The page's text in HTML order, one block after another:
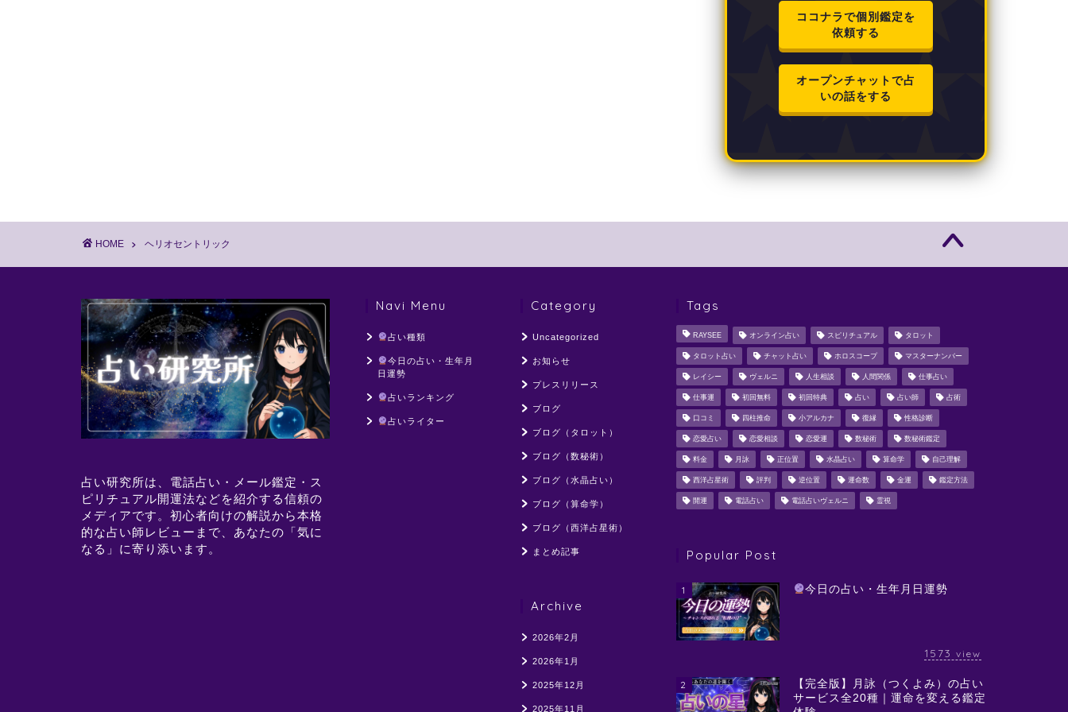
ココナラで個別鑑定を
依頼する
オープンチャットで占
いの話をする
HOME ヘリオセントリック
占い研究所は、電話占い・メール鑑定・ス
ピリチュアル開運法などを紹介する信頼の
メディアです。初心者向けの解説から本格
的な占い師レビューまで、あなたの「気に
なる」に寄り添います。
Navi Menu
占い種類
今日の占い・生年月
日運勢
占いランキング
占いライター
Category
Uncategorized
お知らせ
プレスリリース
ブログ
ブログ（タロット）
ブログ（数秘術）
ブログ（水晶占い）
ブログ（算命学）
ブログ（西洋占星術）
まとめ記事
Archive
2026年2月
2026年1月
2025年12月
2025年11月
Tags
RAYSEE オンライン占い スピリチュアル タロット
タロット占い チャット占い ホロスコープ マスターナンバー
レイシー ヴェルニ 人生相談 人間関係 仕事占い
仕事運 初回無料 初回特典 占い 占い師 占術
口コミ 四柱推命 小アルカナ 復縁 性格診断
恋愛占い 恋愛相談 恋愛運 数秘術 数秘術鑑定
料金 月詠 正位置 水晶占い 算命学 自己理解
西洋占星術 評判 逆位置 運命数 金運 鑑定方法
開運 電話占い 電話占いヴェルニ 霊視
Popular Post
1 今日の占い・生年月日運勢
1573 view
2
【完全版】月詠（つくよみ）の占い
サービス全20種｜運命を変える鑑定